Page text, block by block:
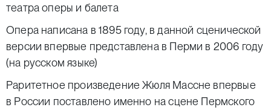
театра оперы и балета
Опера написана в 1895 году, в данной сценической
версии впервые представлена в Перми в 2006 году
(на русском языке)
Раритетное произведение Жюля Массне впервые
в России поставлено именно на сцене Пермского